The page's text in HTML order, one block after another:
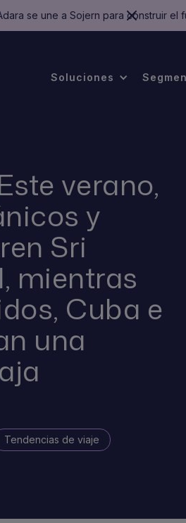
se une a Sojern para construir el
Soluciones
verano,
y
Sri
mientras
Cuba e
una
Tendencias de viaje